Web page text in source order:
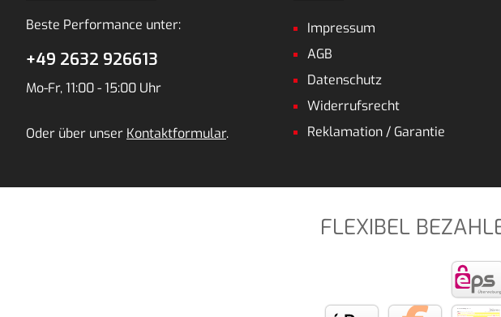
Beste Performance unter:
+49 2632 926613
Mo-Fr, 11:00 - 15:00 Uhr
Oder über unser Kontaktformular.
Impressum
AGB
Datenschutz
Widerrufsrecht
Reklamation / Garantie
FLEXIBEL